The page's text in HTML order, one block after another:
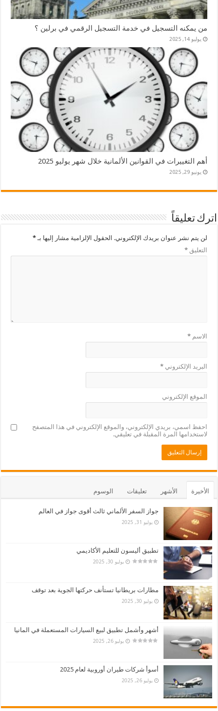
من يمكنه التسجيل في خدمة التسجيل الرقمي في برلين ؟
يوليو 14, 2025
أهم التغييرات في القوانين الألمانية خلال شهر يوليو 2025
يونيو 29, 2025
اترك تعليقاً
لن يتم نشر عنوان بريدك الإلكتروني. الحقول الإلزامية مشار إليها بـ*
التعليق*
الاسم*
البريد الإلكتروني*
الموقع الإلكتروني
احفظ اسمي، بريدي الإلكتروني، والموقع الإلكتروني في هذا المتصفح
لاستخدامها المرة المقبلة في تعليقي.
الأخيرة الأشهر تعليقات الوسوم
جواز السفر الألماني ثالث أقوى جواز في العالم
يوليو 31, 2025
تطبيق أليسون للتعليم الأكاديمي
يوليو 30, 2025
مطارات بريطانيا تستأنف حركتها الجوية بعد توقف
يوليو 30, 2025
أشهر وأشمل تطبيق لبيع السيارات المستعملة في المانيا
يوليو 26, 2025
أسوأ شركات طيران أوروبية لعام 2025
يوليو 26, 2025